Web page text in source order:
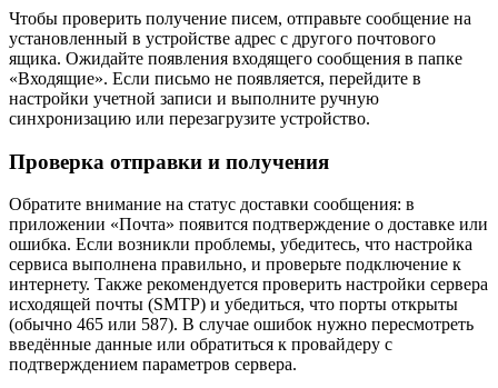
Чтобы проверить получение писем, отправьте сообщение на
установленный в устройстве адрес с другого почтового
ящика. Ожидайте появления входящего сообщения в папке
«Входящие». Если письмо не появляется, перейдите в
настройки учетной записи и выполните ручную
синхронизацию или перезагрузите устройство.
Проверка отправки и получения
Обратите внимание на статус доставки сообщения: в
приложении «Почта» появится подтверждение о доставке или
ошибка. Если возникли проблемы, убедитесь, что настройка
сервиса выполнена правильно, и проверьте подключение к
интернету. Также рекомендуется проверить настройки сервера
исходящей почты (SMTP) и убедиться, что порты открыты
(обычно 465 или 587). В случае ошибок нужно пересмотреть
введённые данные или обратиться к провайдеру с
подтверждением параметров сервера.